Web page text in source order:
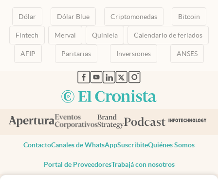
Dólar Dólar Blue Criptomonedas Bitcoin
Fintech Merval Quiniela Calendario de feriados
AFIP Paritarias Inversiones ANSES
abre en nueva pestaña
abre en nueva pestaña
abre en nueva pestaña
abre en nueva pestaña
abre en nueva pestaña
ContactoCanales de WhatsAppSuscribiteQuiénes Somos
Portal de ProveedoresTrabajá con nosotros